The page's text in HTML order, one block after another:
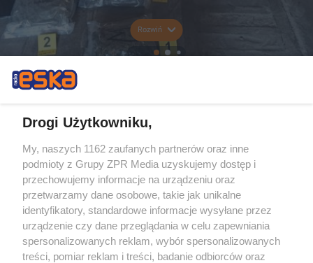
Rozwiń
Drogi Użytkowniku,
My, naszych 1162 zaufanych partnerów oraz inne
podmioty z Grupy ZPR Media uzyskujemy dostęp i
przechowujemy informacje na urządzeniu oraz
przetwarzamy dane osobowe, takie jak unikalne
identyfikatory, standardowe informacje wysyłane przez
urządzenie czy dane przeglądania w celu zapewniania
spersonalizowanych reklam, wybór spersonalizowanych
treści, pomiar reklam i treści, badanie odbiorców oraz